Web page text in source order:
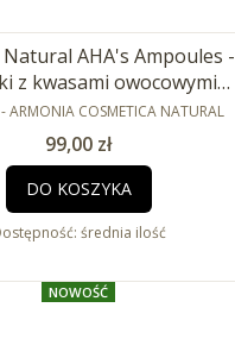
AHA's Ampoules -
z kwasami owocowymi
10x2ml
ARMONIA COSMETICA NATURAL
Cena
99,00 zł
DO KOSZYKA
średnia ilość
NOWOŚĆ